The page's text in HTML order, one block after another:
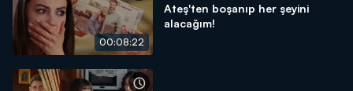
00:08:22
Ateş'ten boşanıp her şeyini
alacağım!